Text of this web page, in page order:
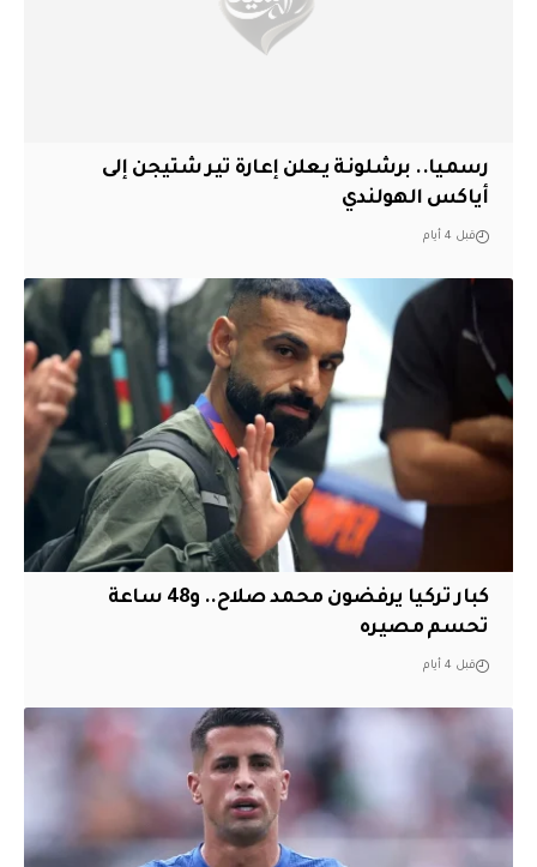
رسميا.. برشلونة يعلن إعارة تير شتيجن إلى
أياكس الهولندي
قبل 4 أيام
كبار تركيا يرفضون محمد صلاح.. و48 ساعة
تحسم مصيره
قبل 4 أيام